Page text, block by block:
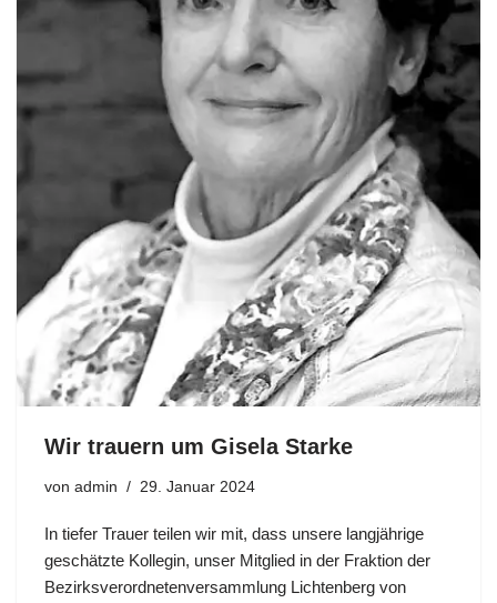
Wir trauern um Gisela Starke
von admin 29. Januar 2024
In tiefer Trauer teilen wir mit, dass unsere langjährige
geschätzte Kollegin, unser Mitglied in der Fraktion der
Bezirksverordnetenversammlung Lichtenberg von